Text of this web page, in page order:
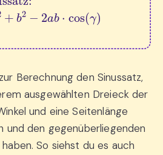
Berechnung den Sinussatz,
ausgewählten Dreieck der
und eine Seitenlänge
und den gegenüberliegenden
So siehst du es auch